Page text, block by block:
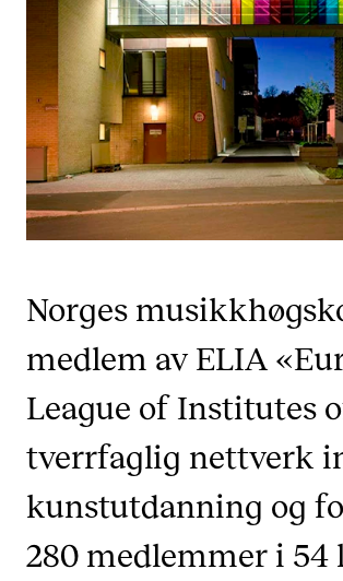
VERKTØY OG HJELP
IT og digitale tjenester
Canvas
Innkjøp og økonomi
Kommunikasjon
Rom og bygg
UNDERVISNING OG
Eksamen og vitnemål
Utvikling av studieplaner og kurs
Digitale ressurser for undervisning
Studentenes psykososiale læringsmiljø
Norges
medlem av ELIA
League of Institutes
tverrfaglig nettverk
kunstutdanning og
280 medlemmer i 54